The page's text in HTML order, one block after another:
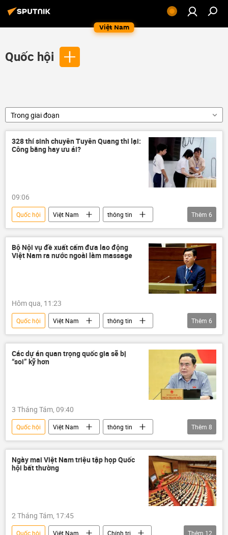
Việt Nam
Quốc hội
Trong giai đoạn
328 thí sinh chuyên Tuyên Quang thi lại:
Công bằng hay ưu ái?
09:06
Quốc hội Việt Nam
thông tin
vi phạm
công an
Bộ Công an Việt Nam
Pháp luật
giáo dục
Bộ Giáo dục và Đào Tạo
Thêm 6
Bộ Nội vụ đề xuất cấm đưa lao động
Việt Nam ra nước ngoài làm massage
Hôm qua, 11:23
Quốc hội Việt Nam
thông tin
Bộ Nội vụ Việt Nam
luật lao động
xuất khẩu lao động
người lao động
năng suất lao động
Thêm 6
Các dự án quan trọng quốc gia sẽ bị
“soi” kỹ hơn
3 Tháng Tám, 09:40
Quốc hội Việt Nam
thông tin
họp
Trần Thanh Mẫn
doanh nghiệp
đầu tư
ngân sách
phân bổ ngân sách
Thêm 8
Ngày mai Việt Nam triệu tập họp Quốc
hội bất thường
2 Tháng Tám, 17:45
Quốc hội Việt Nam
Chính trị
Thêm 12